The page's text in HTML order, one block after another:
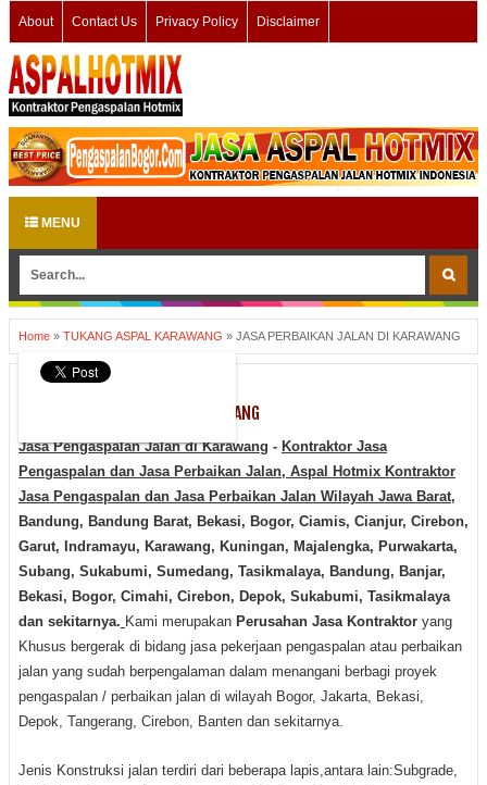
About Contact Us Privacy Policy Disclaimer
MENU
Home » TUKANG ASPAL KARAWANG » JASA PERBAIKAN JALAN DI KARAWANG
TUKANG ASPAL KARAWANG
JASA PERBAIKAN JALAN DI KARAWANG
Jasa Pengaspalan Jalan di Karawang - Kontraktor Jasa
Pengaspalan dan Jasa Perbaikan Jalan, Aspal Hotmix Kontraktor
Jasa Pengaspalan dan Jasa Perbaikan Jalan Wilayah Jawa Barat,
Bandung, Bandung Barat, Bekasi, Bogor, Ciamis, Cianjur, Cirebon,
Garut, Indramayu, Karawang, Kuningan, Majalengka, Purwakarta,
Subang, Sukabumi, Sumedang, Tasikmalaya, Bandung, Banjar,
Bekasi, Bogor, Cimahi, Cirebon, Depok, Sukabumi, Tasikmalaya
dan sekitarnya. Kami merupakan Perusahan Jasa Kontraktor yang
Khusus bergerak di bidang jasa pekerjaan pengaspalan atau perbaikan
jalan yang sudah berpengalaman dalam menangani berbagi proyek
pengaspalan / perbaikan jalan di wilayah Bogor, Jakarta, Bekasi,
Depok, Tangerang, Cirebon, Banten dan sekitarnya.
Jenis Konstruksi jalan terdiri dari beberapa lapis,antara lain:Subgrade,